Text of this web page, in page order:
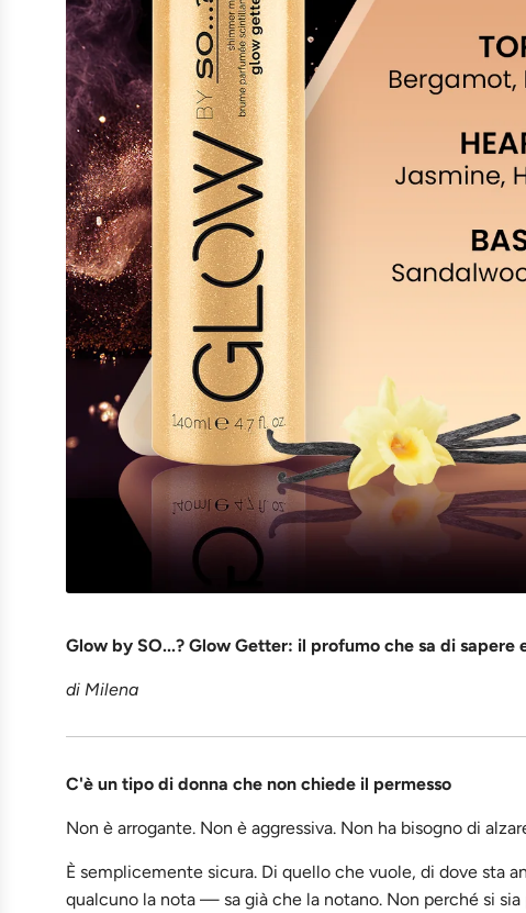
Glow by SO...? Glow Getter: il profumo che sa di sapere
di Milena
C'è un tipo di donna che non chiede il permesso
Non è arrogante. Non è aggressiva. Non ha bisogno di
È semplicemente sicura. Di quello che vuole, di dove sta
qualcuno la nota — sa già che la notano. Non perché si